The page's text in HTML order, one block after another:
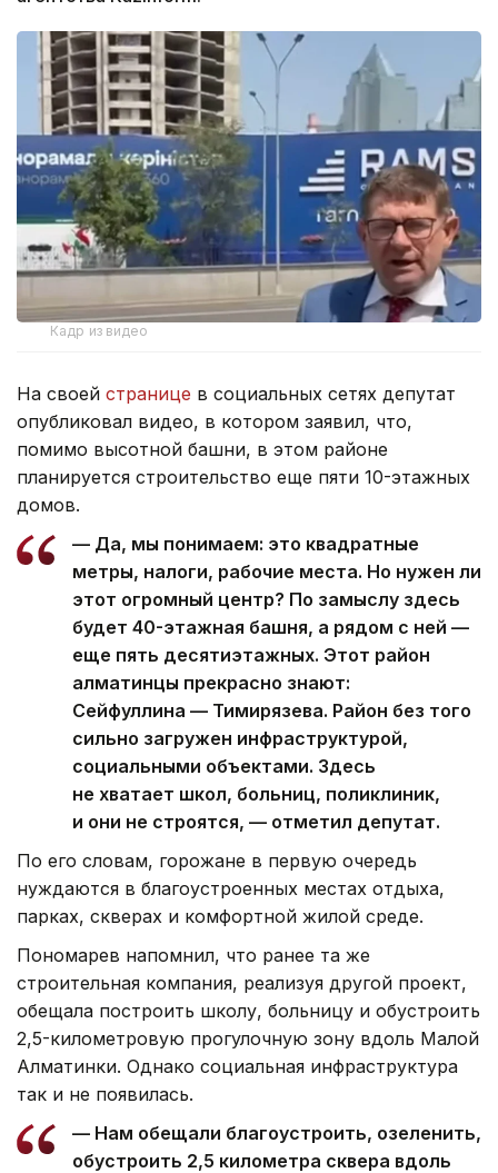
Кадр из видео
На своей странице в социальных сетях депутат
опубликовал видео, в котором заявил, что,
помимо высотной башни, в этом районе
планируется строительство еще пяти 10-этажных
домов.
— Да, мы понимаем: это квадратные
метры, налоги, рабочие места. Но нужен ли
этот огромный центр? По замыслу здесь
будет 40-этажная башня, а рядом с ней —
еще пять десятиэтажных. Этот район
алматинцы прекрасно знают:
Сейфуллина — Тимирязева. Район без того
сильно загружен инфраструктурой,
социальными объектами. Здесь
не хватает школ, больниц, поликлиник,
и они не строятся, — отметил депутат.
По его словам, горожане в первую очередь
нуждаются в благоустроенных местах отдыха,
парках, скверах и комфортной жилой среде.
Пономарев напомнил, что ранее та же
строительная компания, реализуя другой проект,
обещала построить школу, больницу и обустроить
2,5-километровую прогулочную зону вдоль Малой
Алматинки. Однако социальная инфраструктура
так и не появилась.
— Нам обещали благоустроить, озеленить,
обустроить 2,5 километра сквера вдоль